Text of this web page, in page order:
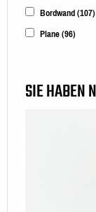
Bordwand(107)
Plane(96)
SIE HABEN